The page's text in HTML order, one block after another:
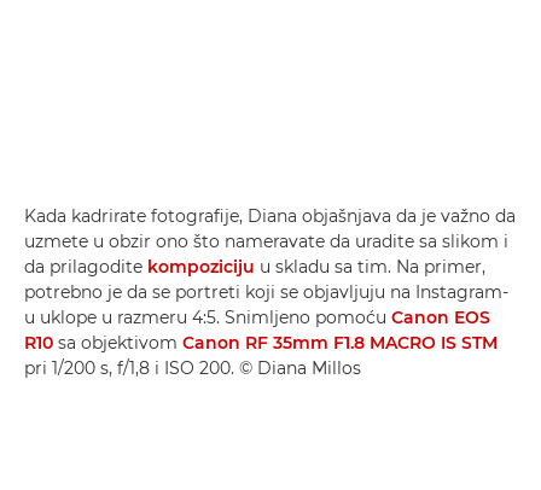
Kada kadrirate fotografije, Diana objašnjava da je važno da
uzmete u obzir ono što nameravate da uradite sa slikom i
da prilagodite kompoziciju u skladu sa tim. Na primer,
potrebno je da se portreti koji se objavljuju na Instagram-
u uklope u razmeru 4:5. Snimljeno pomoću Canon EOS
R10 sa objektivom Canon RF 35mm F1.8 MACRO IS STM
pri 1/200 s, f/1,8 i ISO 200. © Diana Millos